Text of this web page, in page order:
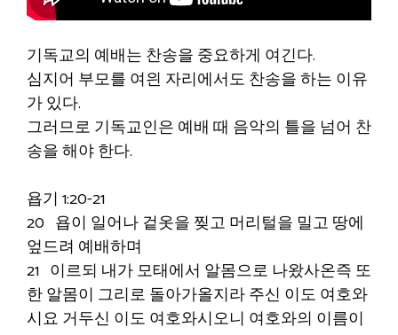
기독교의 예배는 찬송을 중요하게 여긴다.
심지어 부모를 여읜 자리에서도 찬송을 하는 이유
가 있다.
그러므로 기독교인은 예배 때 음악의 틀을 넘어 찬
송을 해야 한다.
욥기 1:20-21
20 욥이 일어나 겉옷을 찢고 머리털을 밀고 땅에
엎드려 예배하며
21 이르되 내가 모태에서 알몸으로 나왔사온즉 또
한 알몸이 그리로 돌아가올지라 주신 이도 여호와
시요 거두신 이도 여호와시오니 여호와의 이름이